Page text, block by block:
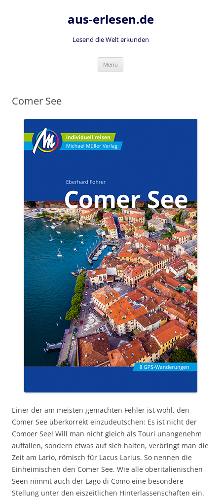
aus-erlesen.de
Lesend die Welt erkunden
Menü
Comer See
Einer der am meisten gemachten Fehler ist wohl, den
Comer See überkorrekt einzudeutschen: Es ist nicht der
Comoer See! Will man nicht gleich als Touri unangenehm
auffallen, sondern etwas auf sich halten, verbringt man die
Zeit am Lario, römisch für Lacus Larius. So nennen die
Einheimischen den Comer See. Wie alle oberitalienischen
Seen nimmt auch der Lago di Como eine besondere
Stellung unter den eiszeitlichen Hinterlassenschaften ein.